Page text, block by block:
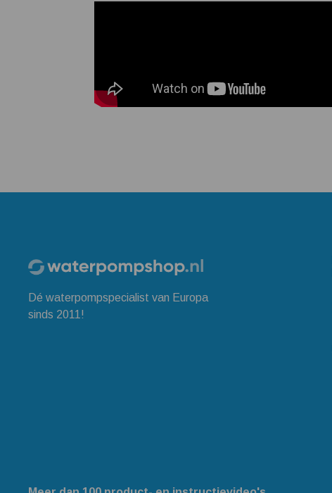
Dé waterpompspecialist van Europa
sinds 2011!